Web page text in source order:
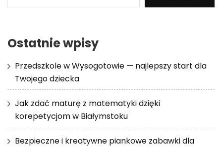
Ostatnie wpisy
Przedszkole w Wysogotowie — najlepszy start dla
Twojego dziecka
Jak zdać maturę z matematyki dzięki
korepetycjom w Białymstoku
Bezpieczne i kreatywne piankowe zabawki dla